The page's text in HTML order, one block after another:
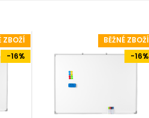
ZBOŽÍ
-16%
BĚŽNÉ ZBOŽÍ
-16%